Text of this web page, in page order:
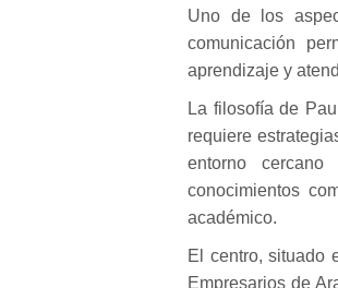
Uno de los
comunicación
aprendizaje y
La filosofía de
requiere
entorno
conocimientos
académico.
El centro, situado
Empresarios de